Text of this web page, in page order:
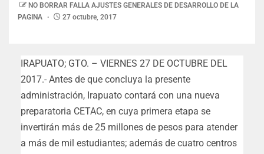
NO BORRAR FALLA AJUSTES GENERALES DE DESARROLLO DE LA
PAGINA
27 octubre, 2017
IRAPUATO; GTO. – VIERNES 27 DE OCTUBRE DEL
2017.- Antes de que concluya la presente
administración, Irapuato contará con una nueva
preparatoria CETAC, en cuya primera etapa se
invertirán más de 25 millones de pesos para atender
a más de mil estudiantes; además de cuatro centros